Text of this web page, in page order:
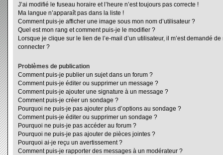
J’ai modifié le fuseau horaire et l’heure n’est toujours pas correcte !
Ma langue n’apparaît pas dans la liste !
Comment puis-je afficher une image sous mon nom d’utilisateur ?
Quel est mon rang et comment puis-je le modifier ?
Lorsque je clique sur le lien de l’e-mail d’un utilisateur, il m’est demandé de
connecter ?
Problèmes de publication
Comment puis-je publier un sujet dans un forum ?
Comment puis-je éditer ou supprimer un message ?
Comment puis-je ajouter une signature à un message ?
Comment puis-je créer un sondage ?
Pourquoi ne puis-je pas ajouter plus d’options au sondage ?
Comment puis-je éditer ou supprimer un sondage ?
Pourquoi ne puis-je pas accéder au forum ?
Pourquoi ne puis-je pas ajouter de pièces jointes ?
Pourquoi ai-je reçu un avertissement ?
Comment puis-je rapporter des messages à un modérateur ?